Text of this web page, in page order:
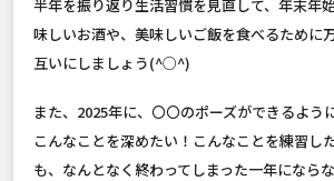
半年を振り返り生活習慣を見直して、年末年
味しいお酒や、美味しいご飯を食べるために
互いにしましょう(^○^)
また、2025年に、〇〇のポーズができるよう
こんなことを深めたい！こんなことを練習し
も、なんとなく終わってしまった一年になら